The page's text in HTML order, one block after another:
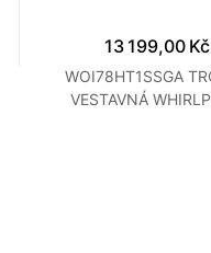
13 199,00 Kč
WOI78HT1SSGA
VESTAVNÁ